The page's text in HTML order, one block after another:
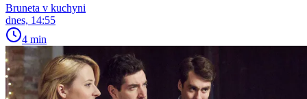
Bruneta v kuchyni
dnes, 14:55
4 min